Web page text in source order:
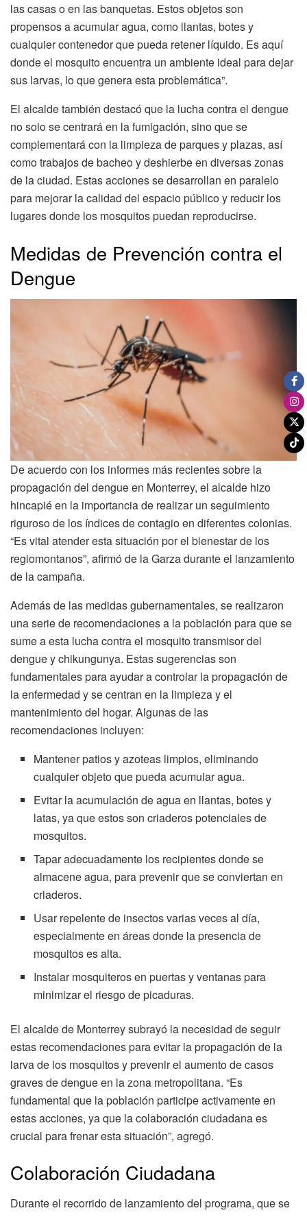
las casas o en las banquetas. Estos objetos son
propensos a acumular agua, como llantas, botes y
cualquier contenedor que pueda retener líquido. Es aquí
donde el mosquito encuentra un ambiente ideal para dejar
sus larvas, lo que genera esta problemática”.
El alcalde también destacó que la lucha contra el dengue
no solo se centrará en la fumigación, sino que se
complementará con la limpieza de parques y plazas, así
como trabajos de bacheo y deshierbe en diversas zonas
de la ciudad. Estas acciones se desarrollan en paralelo
para mejorar la calidad del espacio público y reducir los
lugares donde los mosquitos puedan reproducirse.
Medidas de Prevención contra el
Dengue
De acuerdo con los informes más recientes sobre la
propagación del dengue en Monterrey, el alcalde hizo
hincapié en la importancia de realizar un seguimiento
riguroso de los índices de contagio en diferentes colonias.
“Es vital atender esta situación por el bienestar de los
regiomontanos”, afirmó de la Garza durante el lanzamiento
de la campaña.
Además de las medidas gubernamentales, se realizaron
una serie de recomendaciones a la población para que se
sume a esta lucha contra el mosquito transmisor del
dengue y chikungunya. Estas sugerencias son
fundamentales para ayudar a controlar la propagación de
la enfermedad y se centran en la limpieza y el
mantenimiento del hogar. Algunas de las
recomendaciones incluyen:
Mantener patios y azoteas limpios, eliminando
cualquier objeto que pueda acumular agua.
Evitar la acumulación de agua en llantas, botes y
latas, ya que estos son criaderos potenciales de
mosquitos.
Tapar adecuadamente los recipientes donde se
almacene agua, para prevenir que se conviertan en
criaderos.
Usar repelente de insectos varias veces al día,
especialmente en áreas donde la presencia de
mosquitos es alta.
Instalar mosquiteros en puertas y ventanas para
minimizar el riesgo de picaduras.
El alcalde de Monterrey subrayó la necesidad de seguir
estas recomendaciones para evitar la propagación de la
larva de los mosquitos y prevenir el aumento de casos
graves de dengue en la zona metropolitana. “Es
fundamental que la población participe activamente en
estas acciones, ya que la colaboración ciudadana es
crucial para frenar esta situación”, agregó.
Colaboración Ciudadana
Durante el recorrido de lanzamiento del programa, que se